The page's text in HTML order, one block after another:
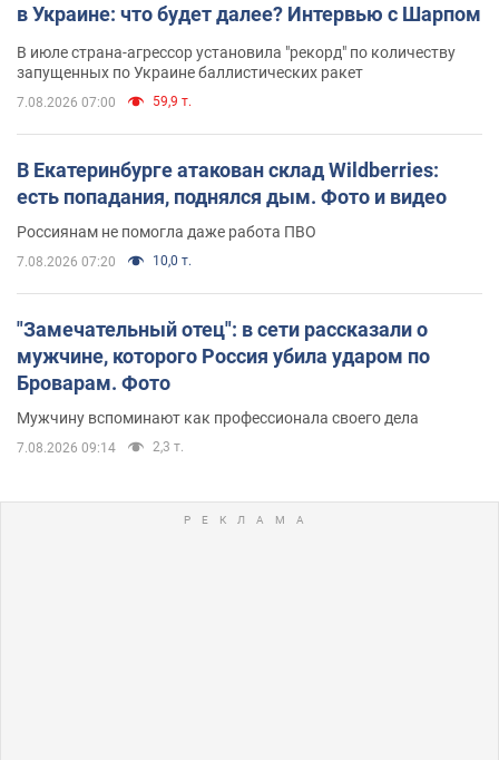
в Украине: что будет далее? Интервью с Шарпом
В июле страна-агрессор установила "рекорд" по количеству
запущенных по Украине баллистических ракет
7.08.2026 07:00 59,9 т.
В Екатеринбурге атакован склад Wildberries:
есть попадания, поднялся дым. Фото и видео
Россиянам не помогла даже работа ПВО
7.08.2026 07:20 10,0 т.
"Замечательный отец": в сети рассказали о
мужчине, которого Россия убила ударом по
Броварам. Фото
Мужчину вспоминают как профессионала своего дела
7.08.2026 09:14 2,3 т.